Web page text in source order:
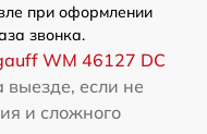
при оформлении
звонка.
WM 46127 DC
выезде, если не
и сложного